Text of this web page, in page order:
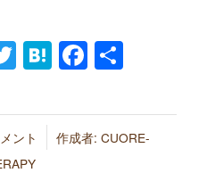
Twitter
Hatena共
ント 作成者:CUORE-